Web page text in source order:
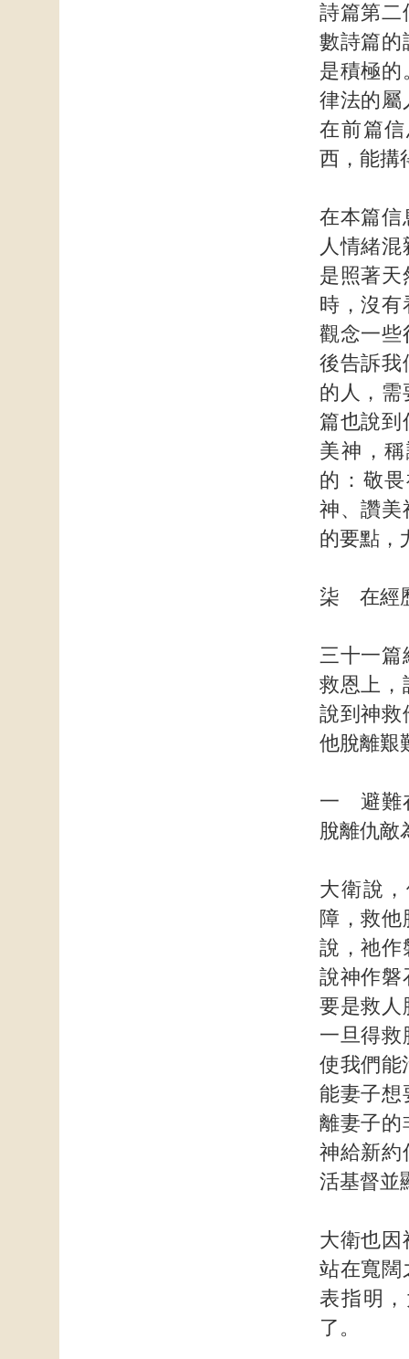
詩篇第二
數詩篇的
是積極的
律法的屬
在前篇
西，能搆
在本篇信
人情緒
是照著天
時，沒有
觀念一些
後告訴我
的人，需
篇也說到
美神，
的：敬
神、讚美
的要點，
柒 在經
三十一篇
救恩上，
說到神救
他脫離艱
一 避難
脫離仇敵
大衛說
障，救
說，祂作
說神作磐
要是救人
一旦得救
使我們能
能妻子想
離妻子的
神給新約
活基督並
大衛也因
站在寬闊
表指明
了。